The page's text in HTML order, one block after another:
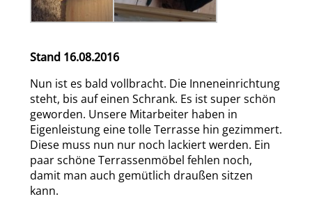
Stand 16.08.2016
Nun ist es bald vollbracht. Die Inneneinrichtung
steht, bis auf einen Schrank. Es ist super schön
geworden. Unsere Mitarbeiter haben in
Eigenleistung eine tolle Terrasse hin gezimmert.
Diese muss nun nur noch lackiert werden. Ein
paar schöne Terrassenmöbel fehlen noch,
damit man auch gemütlich draußen sitzen
kann.